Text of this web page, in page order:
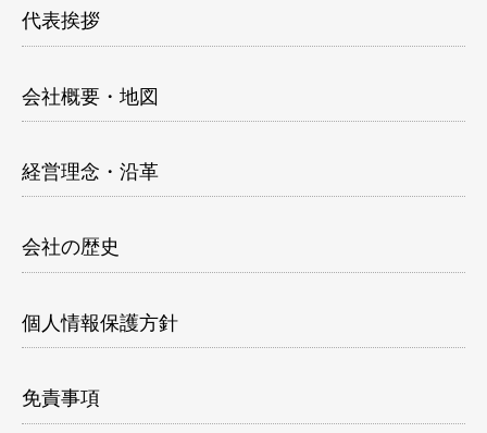
代表挨拶
会社概要・地図
経営理念・沿革
会社の歴史
個人情報保護方針
免責事項